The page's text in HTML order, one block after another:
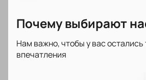
Почему выбирают
Нам важно, чтобы у вас остались
впечатления